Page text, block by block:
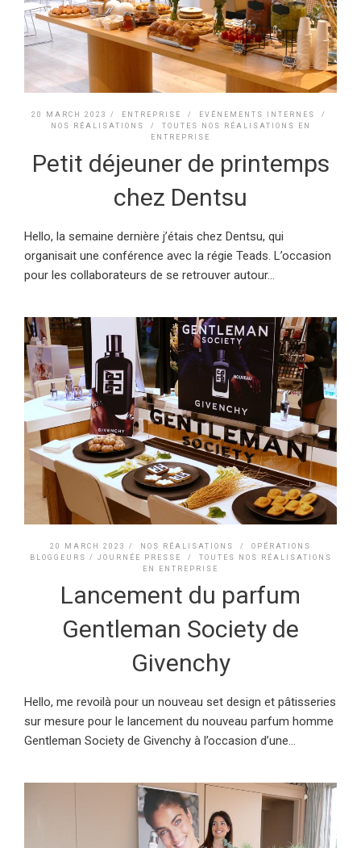
20 MARCH 2023 / ENTREPRISE / EVÉNEMENTS INTERNES
/
NOS RÉALISATIONS
/ TOUTES NOS RÉALISATIONS EN
ENTREPRISE
Petit déjeuner de printemps
chez Dentsu
Hello, la semaine dernière j’étais chez Dentsu, qui
organisait une conférence avec la régie Teads. L’occasion
pour les collaborateurs de se retrouver autour...
20 MARCH 2023 / NOS RÉALISATIONS / OPÉRATIONS
BLOGGEURS / JOURNÉE PRESSE
/ TOUTES NOS RÉALISATIONS
EN ENTREPRISE
Lancement du parfum
Gentleman Society de
Givenchy
Hello, me revoilà pour un nouveau set design et pâtisseries
sur mesure pour le lancement du nouveau parfum homme
Gentleman Society de Givenchy à l’occasion d’une...